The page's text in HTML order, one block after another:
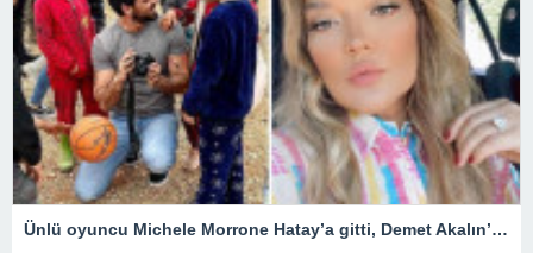
Ünlü oyuncu Michele Morrone Hatay’a gitti, Demet Akalın’dan yorum gecikmedi